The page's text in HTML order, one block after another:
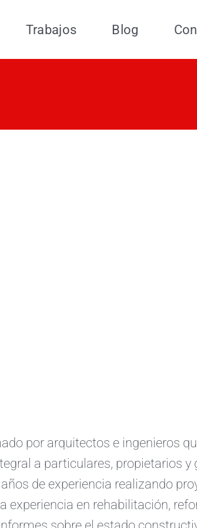
Trabajos Blog
por arquitectos e ingenieros
a particulares, propietarios y
de experiencia realizando
experiencia en rehabilitación,
sobre el estado